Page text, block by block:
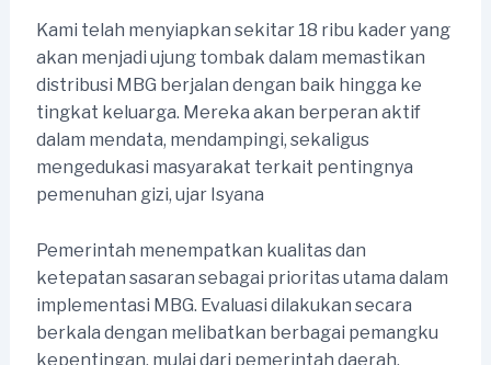
Kami telah menyiapkan sekitar 18 ribu kader yang
akan menjadi ujung tombak dalam memastikan
distribusi MBG berjalan dengan baik hingga ke
tingkat keluarga. Mereka akan berperan aktif
dalam mendata, mendampingi, sekaligus
mengedukasi masyarakat terkait pentingnya
pemenuhan gizi, ujar Isyana
Pemerintah menempatkan kualitas dan
ketepatan sasaran sebagai prioritas utama dalam
implementasi MBG. Evaluasi dilakukan secara
berkala dengan melibatkan berbagai pemangku
kepentingan, mulai dari pemerintah daerah,